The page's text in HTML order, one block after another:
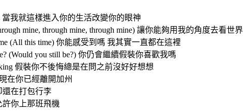
當我就這樣進入你的生活改變你的眼神
mine, through mine, through mine) 讓你能夠用我的角度去看世界
(All this time) 你能感受到嗎 我其實一直都在這裡
(Would you still be?) 你仍會繼續假裝你喜歡我嗎
假裝你不後悔總是在問之前沒好好想想
在你已經離開加州
還在打包行李
許你上那班飛機